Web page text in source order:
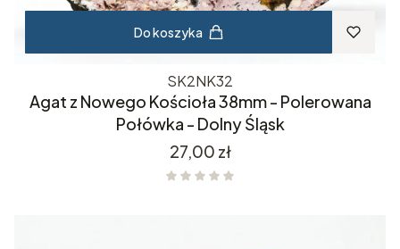
Do koszyka
SK2NK32
Agat z Nowego Kościoła 38mm - Polerowana
Połówka - Dolny Śląsk
Cena
27,00 zł